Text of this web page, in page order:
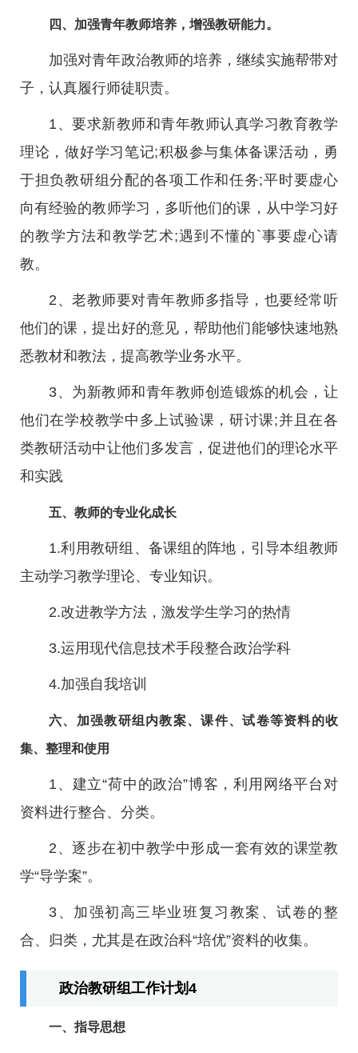
四、加强青年教师培养，增强教研能力。
加强对青年政治教师的培养，继续实施帮带对
子，认真履行师徒职责。
1、要求新教师和青年教师认真学习教育教学
理论，做好学习笔记;积极参与集体备课活动，勇
于担负教研组分配的各项工作和任务;平时要虚心
向有经验的教师学习，多听他们的课，从中学习好
的教学方法和教学艺术;遇到不懂的`事要虚心请
教。
2、老教师要对青年教师多指导，也要经常听
他们的课，提出好的意见，帮助他们能够快速地熟
悉教材和教法，提高教学业务水平。
3、为新教师和青年教师创造锻炼的机会，让
他们在学校教学中多上试验课，研讨课;并且在各
类教研活动中让他们多发言，促进他们的理论水平
和实践
五、教师的专业化成长
1.利用教研组、备课组的阵地，引导本组教师
主动学习教学理论、专业知识。
2.改进教学方法，激发学生学习的热情
3.运用现代信息技术手段整合政治学科
4.加强自我培训
六、加强教研组内教案、课件、试卷等资料的收
集、整理和使用
1、建立“荷中的政治”博客，利用网络平台对
资料进行整合、分类。
2、逐步在初中教学中形成一套有效的课堂教
学“导学案”。
3、加强初高三毕业班复习教案、试卷的整
合、归类，尤其是在政治科“培优”资料的收集。
政治教研组工作计划4
一、指导思想